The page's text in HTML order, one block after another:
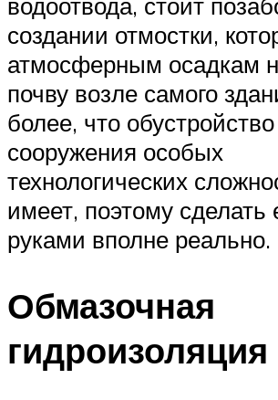
создании отмостки,
атмосферным осадкам
почву возле самого
более, что обустройство
сооружения особых
технологических
имеет, поэтому сделать
руками вполне реально.
Обмазочная
гидроизоляция